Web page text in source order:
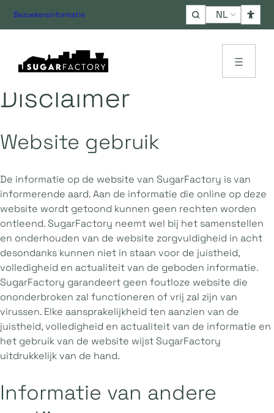
Bezoekersinformatie
Choose
a
language
Disclaimer
Website gebruik
De informatie op de website van SugarFactory is van
informerende aard. Aan de informatie die online op deze
website wordt getoond kunnen geen rechten worden
ontleend. SugarFactory neemt wel bij het samenstellen
en onderhouden van de website zorgvuldigheid in acht
desondanks kunnen niet in staan voor de juistheid,
volledigheid en actualiteit van de geboden informatie.
SugarFactory garandeert geen foutloze website die
ononderbroken zal functioneren of vrij zal zijn van
virussen. Elke aansprakelijkheid ten aanzien van de
juistheid, volledigheid en actualiteit van de informatie en
het gebruik van de website wijst SugarFactory
uitdrukkelijk van de hand.
Informatie van andere